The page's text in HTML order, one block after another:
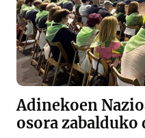
Adinekoen
osora zabalduko